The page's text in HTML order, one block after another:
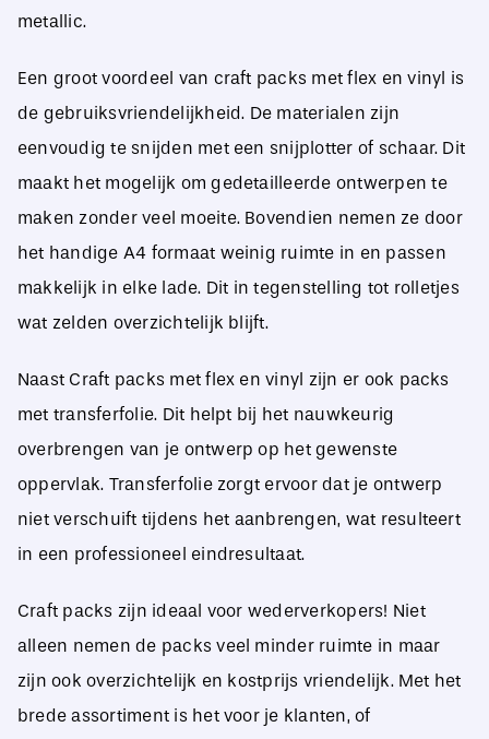
metallic.
Een groot voordeel van craft packs met flex en vinyl is
de gebruiksvriendelijkheid. De materialen zijn
eenvoudig te snijden met een snijplotter of schaar. Dit
maakt het mogelijk om gedetailleerde ontwerpen te
maken zonder veel moeite. Bovendien nemen ze door
het handige A4 formaat weinig ruimte in en passen
makkelijk in elke lade. Dit in tegenstelling tot rolletjes
wat zelden overzichtelijk blijft.
Naast Craft packs met flex en vinyl zijn er ook packs
met transferfolie. Dit helpt bij het nauwkeurig
overbrengen van je ontwerp op het gewenste
oppervlak. Transferfolie zorgt ervoor dat je ontwerp
niet verschuift tijdens het aanbrengen, wat resulteert
in een professioneel eindresultaat.
Craft packs zijn ideaal voor wederverkopers! Niet
alleen nemen de packs veel minder ruimte in maar
zijn ook overzichtelijk en kostprijs vriendelijk. Met het
brede assortiment is het voor je klanten, of